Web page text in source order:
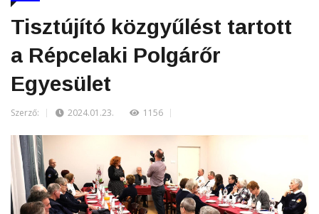
Tisztújító közgyűlést tartott
a Répcelaki Polgárőr
Egyesület
Szerző: 2024.01.23. 1156